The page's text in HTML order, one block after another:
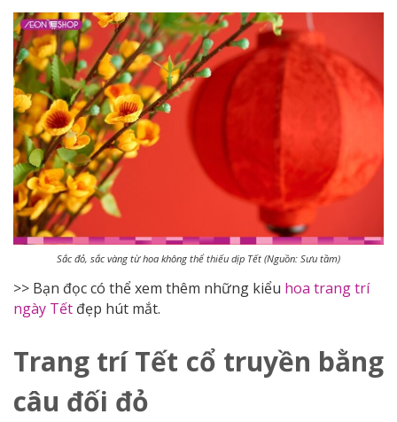
Sắc đỏ, sắc vàng từ hoa không thể thiếu dịp Tết (Nguồn: Sưu tầm)
>> Bạn đọc có thể xem thêm những kiểu hoa trang trí
ngày Tết đẹp hút mắt.
Trang trí Tết cổ truyền bằng
câu đối đỏ